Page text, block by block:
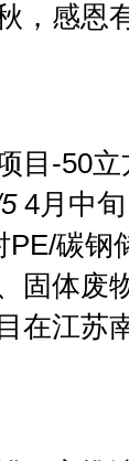
，感恩
目-50
4月中
PE/碳
固体废
在江苏